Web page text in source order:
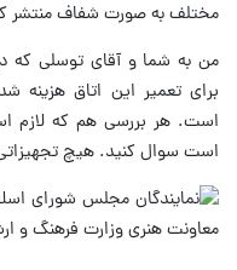
مختلف به صورت شفاف منتشر
من به شما و آقای توسلی که
برای تعمیر این اتاق
است. هر بررسی هم که لازم
است سوال کنید. هیچ